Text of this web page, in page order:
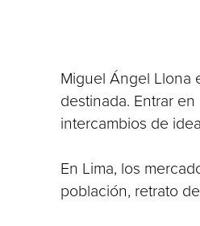
Miguel Ángel Llona
destinada. Entrar
intercambios de
En Lima, los
población, retrato